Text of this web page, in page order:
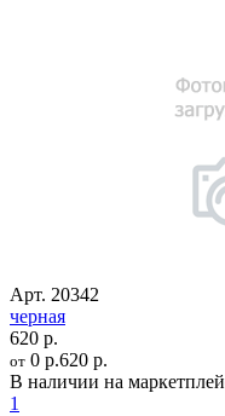
Арт. 20342
черная
620 р.
от 0 р.620 р.
В наличии на
1